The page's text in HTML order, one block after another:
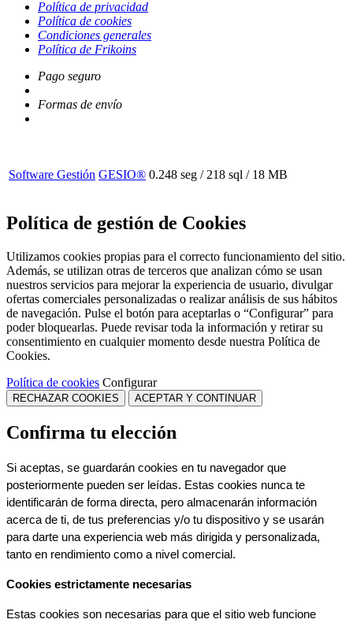
Política de privacidad
Política de cookies
Condiciones generales
Política de Frikoins
Pago seguro
Formas de envío
Software Gestión GESIO® 0.248 seg / 218 sql / 18 MB
Política de gestión de Cookies
Utilizamos cookies propias para el correcto funcionamiento del sitio.
Además, se utilizan otras de terceros que analizan cómo se usan
nuestros servicios para mejorar la experiencia de usuario, divulgar
ofertas comerciales personalizadas o realizar análisis de sus hábitos
de navegación. Pulse el botón para aceptarlas o “Configurar” para
poder bloquearlas. Puede revisar toda la información y retirar su
consentimiento en cualquier momento desde nuestra Política de
Cookies.
Política de cookies Configurar
RECHAZAR COOKIES ACEPTAR Y CONTINUAR
Confirma tu elección
Si aceptas, se guardarán cookies en tu navegador que
posteriormente pueden ser leídas. Estas cookies nunca te
identificarán de forma directa, pero almacenarán información
acerca de ti, de tus preferencias y/o tu dispositivo y se usarán
para darte una experiencia web más dirigida y personalizada,
tanto en rendimiento como a nivel comercial.
Cookies estrictamente necesarias
Estas cookies son necesarias para que el sitio web funcione